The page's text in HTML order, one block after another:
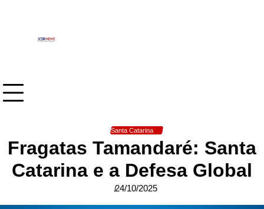
Santa Catarina
Fragatas Tamandaré: Santa
Catarina e a Defesa Global
24/10/2025